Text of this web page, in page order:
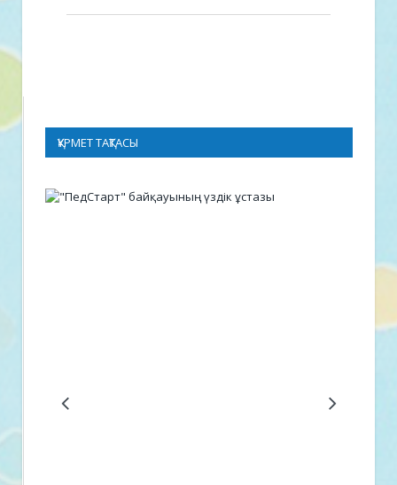
ҚҰРМЕТ ТАҚТАСЫ